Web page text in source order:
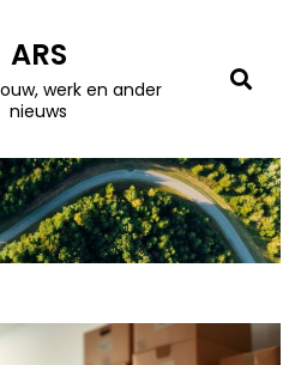
ARS
werk en ander
nieuws